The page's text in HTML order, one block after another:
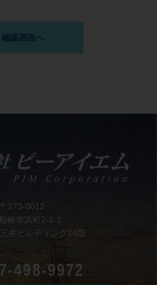
〒273-0012
橋市浜町2-1-1
井ビルディング14階
498-9972